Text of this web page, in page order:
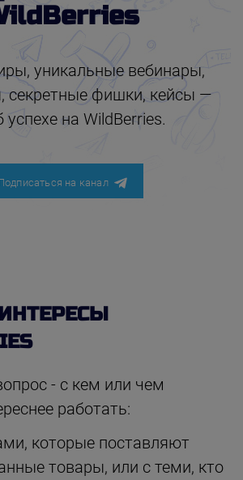
уникальные вебинары,
секретные фишки, кейсы —
успехе на WildBerries.
на канал
- с кем или чем
работать:
которые поставляют
товары, или с теми, кто